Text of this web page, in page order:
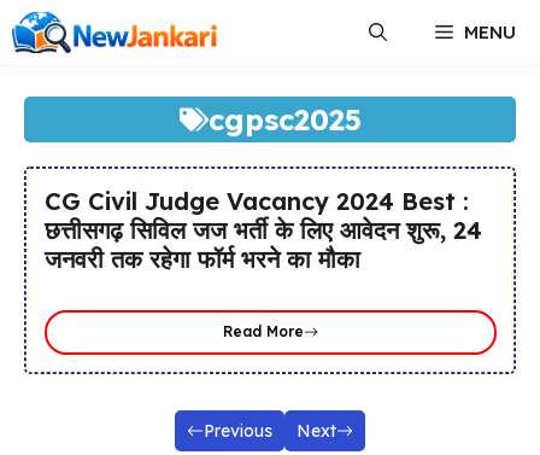
Skip
to
MENU
cgpsc2025
CG Civil Judge Vacancy 2024 Best :
छत्तीसगढ़ सिविल जज भर्ती के लिए आवेदन शुरू, 24
जनवरी तक रहेगा फॉर्म भरने का मौका
Read More
Previous Next